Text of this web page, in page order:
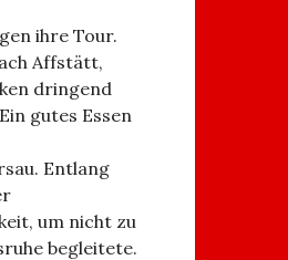
ihre Tour.
Affstätt,
dringend
gutes Essen
Entlang
um nicht zu
begleitete.